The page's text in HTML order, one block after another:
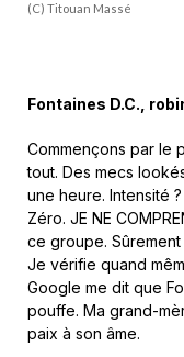
(C) Titouan Massé
Fontaines D.C.,
Commençons par le
tout. Des mecs
une heure. Intensité
Zéro. JE NE
ce groupe.
Je vérifie quand
Google me dit que
pouffe. Ma grand-
paix à son âme.